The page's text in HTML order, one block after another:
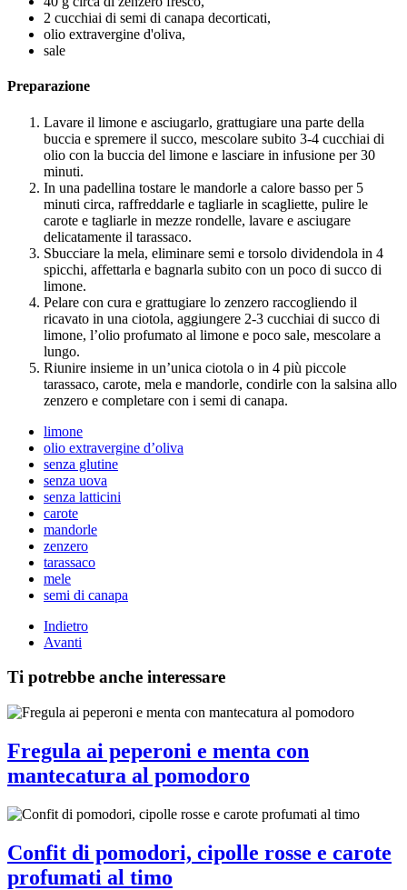
2 cucchiai di semi di canapa decorticati,
olio extravergine d'oliva,
sale
Preparazione
Lavare il limone e asciugarlo, grattugiare una parte della
buccia e spremere il succo, mescolare subito 3-4 cucchiai di
olio con la buccia del limone e lasciare in infusione per 30
minuti.
In una padellina tostare le mandorle a calore basso per 5
minuti circa, raffreddarle e tagliarle in scagliette, pulire le
carote e tagliarle in mezze rondelle, lavare e asciugare
delicatamente il tarassaco.
Sbucciare la mela, eliminare semi e torsolo dividendola in 4
spicchi, affettarla e bagnarla subito con un poco di succo di
limone.
Pelare con cura e grattugiare lo zenzero raccogliendo il
ricavato in una ciotola, aggiungere 2-3 cucchiai di succo di
limone, l’olio profumato al limone e poco sale, mescolare a
lungo.
Riunire insieme in un’unica ciotola o in 4 più piccole
tarassaco, carote, mela e mandorle, condirle con la salsina allo
zenzero e completare con i semi di canapa.
limone
olio extravergine d’oliva
senza glutine
senza uova
senza latticini
carote
mandorle
zenzero
tarassaco
mele
semi di canapa
Indietro
Avanti
Ti potrebbe anche interessare
Fregula ai peperoni e menta con
mantecatura al pomodoro
Confit di pomodori, cipolle rosse e carote
profumati al timo